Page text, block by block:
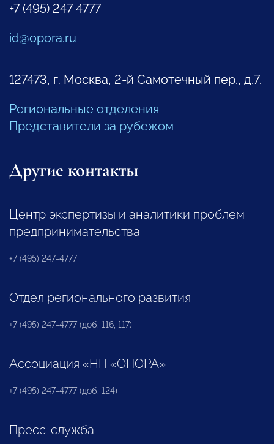
+7 (495) 247 4777
id@opora.ru
127473, г. Москва, 2-й Самотечный пер., д.7.
Региональные отделения
Представители за рубежом
Другие контакты
Центр экспертизы и аналитики проблем
предпринимательства
+7 (495) 247-4777
Отдел регионального развития
+7 (495) 247-4777 (доб. 116, 117)
Ассоциация «НП «ОПОРА»
+7 (495) 247-4777 (доб. 124)
Пресс-служба